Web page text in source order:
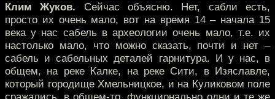
Клим Жуков. Сейчас объясню. Нет, сабли есть,
просто их очень мало, вот на время 14 – начала 15
века у нас сабель в археологии очень мало, т.е. их
настолько мало, что можно сказать, почти и нет –
сабель и сабельных деталей гарнитура. И у нас, в
общем, на реке Калке, на реке Сити, в Изяславле,
который городище Хмельницкое, и на Куликовом поле